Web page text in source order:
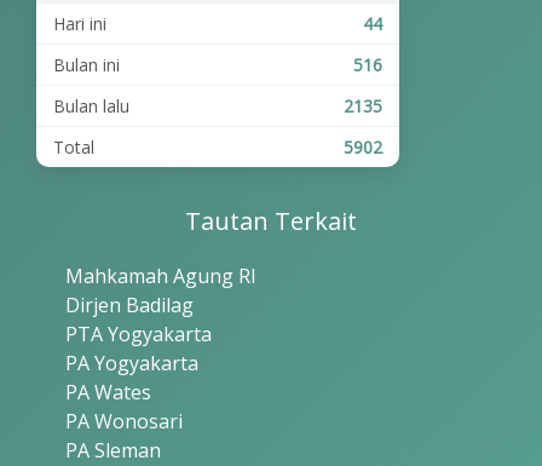
Hari ini
44
Bulan ini
516
Bulan lalu
2135
Total
5902
Tautan Terkait
Mahkamah Agung RI
Dirjen Badilag
PTA Yogyakarta
PA Yogyakarta
PA Wates
PA Wonosari
PA Sleman